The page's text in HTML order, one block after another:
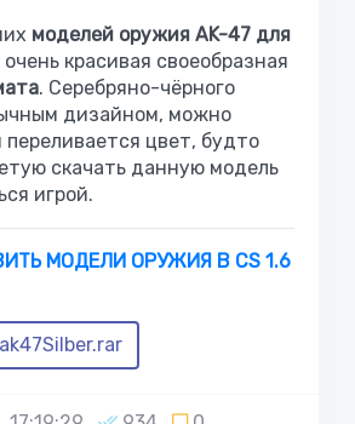
моделей оружия AK-47 для
красивая своеобразная
. Серебряно-чёрного
дизайном, можно
переливается цвет, будто
скачать данную модель
игрой.
МОДЕЛИ ОРУЖИЯ В CS 1.6